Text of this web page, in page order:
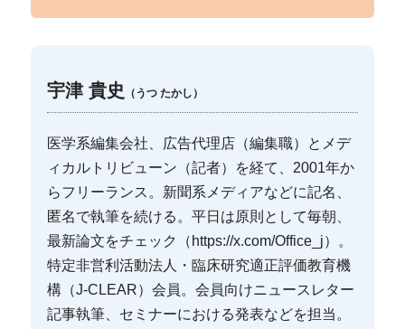
宇津 貴史 （うつ たかし）
医学系編集会社、広告代理店（編集職）とメデ
ィカルトリビューン（記者）を経て、2001年か
らフリーランス。新聞系メディアなどに記名、
匿名で執筆を続ける。平日は原則として毎朝、
最新論文をチェック（https://x.com/Office_j）。
特定非営利活動法人・臨床研究適正評価教育機
構（J-CLEAR）会員。会員向けニュースレター
記事執筆、セミナーにおける発表などを担当。